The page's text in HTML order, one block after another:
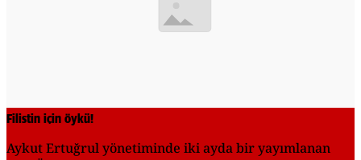
Filistin için öykü!
Aykut Ertuğrul yönetiminde iki ayda bir yayımlanan